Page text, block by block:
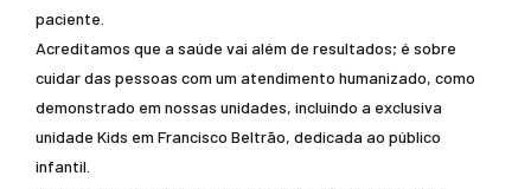
paciente.
Acreditamos que a saúde vai além de resultados; é sobre
cuidar das pessoas com um atendimento humanizado, como
demonstrado em nossas unidades, incluindo a exclusiva
unidade Kids em Francisco Beltrão, dedicada ao público
infantil.